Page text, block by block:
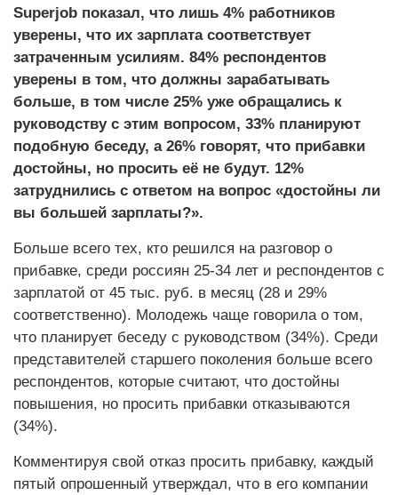
Superjob показал, что лишь 4% работников
уверены, что их зарплата соответствует
затраченным усилиям. 84% респондентов
уверены в том, что должны зарабатывать
больше, в том числе 25% уже обращались к
руководству с этим вопросом, 33% планируют
подобную беседу, а 26% говорят, что прибавки
достойны, но просить её не будут. 12%
затруднились с ответом на вопрос «достойны ли
вы большей зарплаты?».
Больше всего тех, кто решился на разговор о
прибавке, среди россиян 25-34 лет и респондентов с
зарплатой от 45 тыс. руб. в месяц (28 и 29%
соответственно). Молодежь чаще говорила о том,
что планирует беседу с руководством (34%). Среди
представителей старшего поколения больше всего
респондентов, которые считают, что достойны
повышения, но просить прибавки отказываются
(34%).
Комментируя свой отказ просить прибавку, каждый
пятый опрошенный утверждал, что в его компании